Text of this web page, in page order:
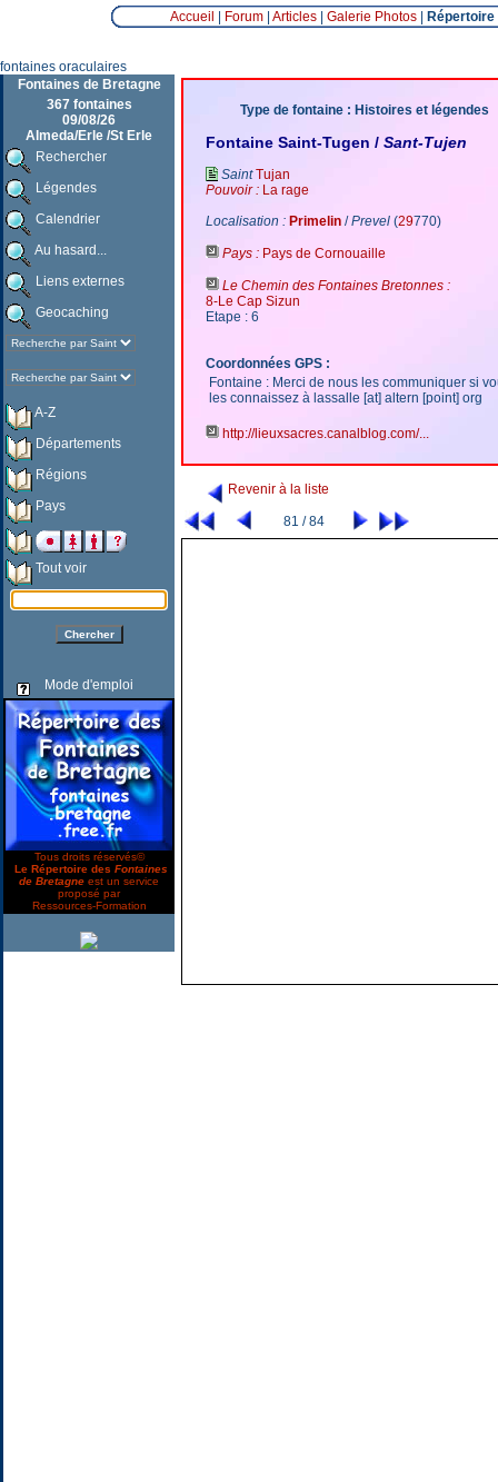
Accueil Forum| Articles| Galerie Photos|
fontaines oraculaires
Fontaines de Bretagne
367 fontaines
09/08/26
Almeda/Erle /St Erle
Rechercher
Légendes
Calendrier
Au hasard...
Liens externes
Geocaching
A-Z
Départements
Régions
Pays
Tout voir
Mode d'emploi
Tous droits réservés©
Le Répertoire des Fontaines
de Bretagne est un service
proposé par
Ressources-Formation
Type de fontaine : Histoires et légendes
Fontaine Saint-Tugen / Sant-Tujen
SaintTujan
Pouvoir : La rage
Localisation : Primelin /Prevel (29770)
Pays : Pays de Cornouaille
Le Chemin des Fontaines Bretonnes :
8-Le Cap Sizun
Etape : 6
Coordonnées GPS :
Fontaine : Merci de nous les communiquer si
les connaissez à lassalle [at] altern [point] org
http://lieuxsacres.canalblog.com/...
Revenir à la liste
81 / 84